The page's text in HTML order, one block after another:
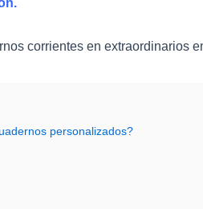
corrientes en extraordinarios
personalizados?